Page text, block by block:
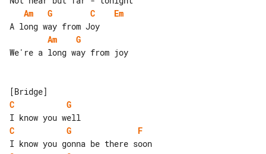
Am
G C
Em
Am
G
We're a long way from joy
C
G
C
G
F